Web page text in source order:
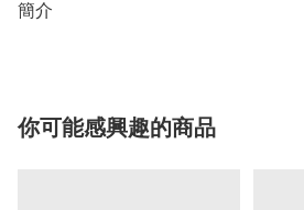
簡介
你可能感興趣的商品